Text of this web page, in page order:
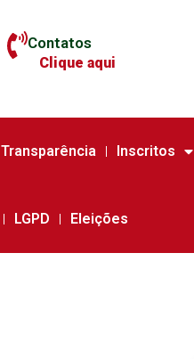
Contatos
Clique aqui
Transparência Inscritos
LGPD Eleições